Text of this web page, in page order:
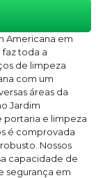
Americana em
toda a
de limpeza
com um
áreas da
Jardim
portaria e limpeza
é comprovada
Nossos
capacidade de
segurança em